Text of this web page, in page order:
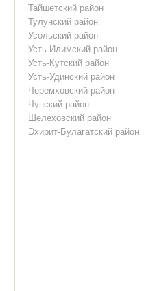
Тайшетский район
Тулунский район
Усольский район
Усть-Илимский район
Усть-Кутский район
Усть-Удинский район
Черемховский район
Чунский район
Шелеховский район
Эхирит-Булагатский район